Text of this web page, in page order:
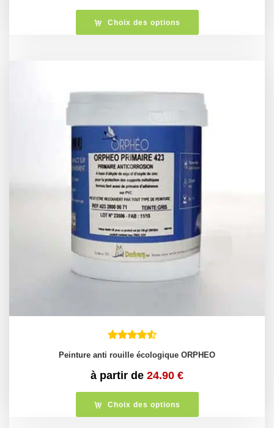
Choix des options
Peinture anti rouille écologique ORPHEO
à partir de 24.90 €
Choix des options